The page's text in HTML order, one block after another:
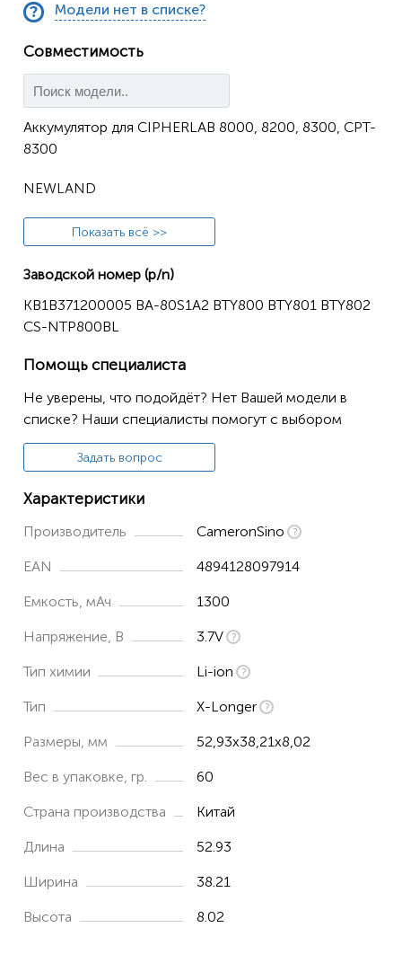
Модели нет в списке?
Совместимость
Аккумулятор для CIPHERLAB 8000, 8200, 8300, CPT-
8300
NEWLAND
NLS-PT800
NLS-PT853
Показать всё >>
Заводской номер (p/n)
KB1B371200005 BA-80S1A2 BTY800 BTY801 BTY802
CS-NTP800BL
Помощь специалиста
Не уверены, что подойдёт? Нет Вашей модели в
списке? Наши специалисты помогут с выбором
Задать вопрос
Характеристики
Производитель CameronSino
EAN 4894128097914
Емкость, мАч 1300
Напряжение, В 3.7V
Тип химии Li-ion
Тип X-Longer
Размеры, мм 52,93x38,21x8,02
Вес в упаковке, гр. 60
Страна производства Китай
Длина 52.93
Ширина 38.21
Высота 8.02